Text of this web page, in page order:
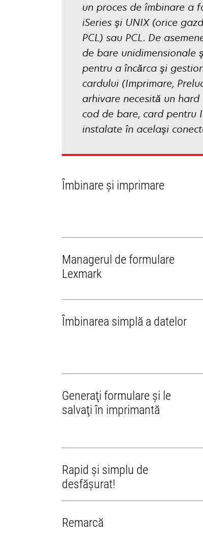
un proces de îmbinare a
iSeries şi UNIX (orice
PCL) sau PCL. De
de bare unidimensionale
pentru a încărca şi
cardului (Imprimare,
arhivare necesită un
cod de bare, card pentru
instalate în acelaşi
Îmbinare şi imprimare
Managerul de formulare
Lexmark
Îmbinarea simplă a datelor
Generaţi formulare şi le
salvaţi în imprimantă
Rapid şi simplu de
desfăşurat!
Remarcă